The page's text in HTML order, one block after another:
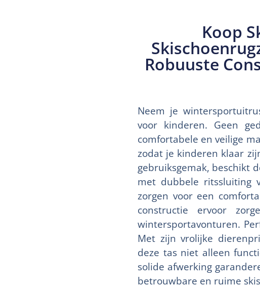
Koop
Robuuste
Neem je
voor kinderen. Geen
comfortabele en veilige
zodat je kinderen klaar
gebruiksgemak, beschikt
met dubbele ritssluiting
zorgen voor een
constructie ervoor
wintersportavonturen.
Met zijn vrolijke
deze tas niet alleen
solide afwerking
betrouwbare en ruime